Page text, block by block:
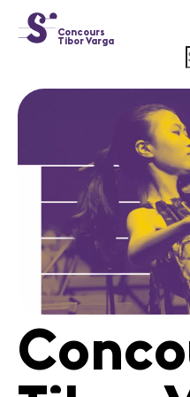
Concours
Tibor Varga
Académie
Concours
Amis et
Mécènes
Médiation
Jury
Programme
Concerts